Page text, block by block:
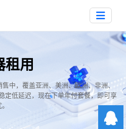
租用
中，覆盖亚洲、美洲、欧洲、非洲、
定低延迟，现在下单年付套餐，即可享